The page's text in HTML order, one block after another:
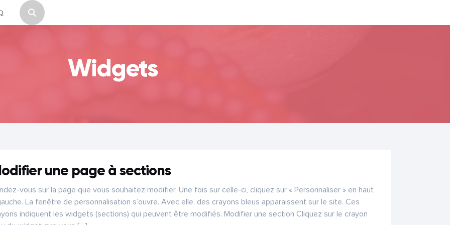
Recherche pour :
Widgets
une page à sections
vous sur la page que vous souhaitez modifier. Une fois sur celle-ci, cliquez sur « Personnaliser » en haut
La fenêtre de personnalisation s’ouvre. Avec elle, des crayons bleus apparaissent sur le site. Ces
indiquent les widgets (sections) qui peuvent être modifiés. Modifier une section Cliquez sur le crayon